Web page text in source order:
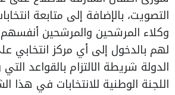
وكلاء المرشحين والمرشحين
لهم بالدخول إلى أي مركز انتخابي
الدولة شريطة الالتزام بالقواعد
اللجنة الوطنية للانتخابات في هذا